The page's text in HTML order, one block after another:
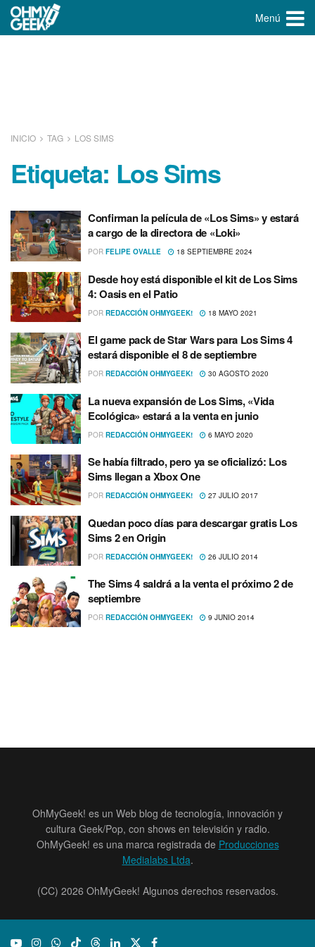
Menú
INICIO TAG LOS SIMS
Etiqueta: Los Sims
Confirman la película de «Los Sims» y estará
a cargo de la directora de «Loki»
POR FELIPE OVALLE 18 SEPTIEMBRE 2024
Desde hoy está disponible el kit de Los Sims
4: Oasis en el Patio
POR REDACCIÓN OHMYGEEK! 18 MAYO 2021
El game pack de Star Wars para Los Sims 4
estará disponible el 8 de septiembre
POR REDACCIÓN OHMYGEEK! 30 AGOSTO 2020
La nueva expansión de Los Sims, «Vida
Ecológica» estará a la venta en junio
POR REDACCIÓN OHMYGEEK! 6 MAYO 2020
Se habí­a filtrado, pero ya se oficializó: Los
Sims llegan a Xbox One
POR REDACCIÓN OHMYGEEK! 27 JULIO 2017
Quedan poco dí­as para descargar gratis Los
Sims 2 en Origin
POR REDACCIÓN OHMYGEEK! 26 JULIO 2014
The Sims 4 saldrá a la venta el próximo 2 de
septiembre
POR REDACCIÓN OHMYGEEK! 9 JUNIO 2014
OhMyGeek! es un Web blog de tecnología, innovación y
cultura Geek/Pop, con shows en televisión y radio.
OhMyGeek! es una marca registrada de Producciones
Medialabs Ltda.
(CC) 2026 OhMyGeek! Algunos derechos reservados.